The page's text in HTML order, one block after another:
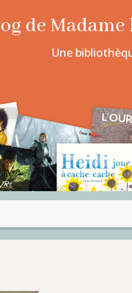
de
Une